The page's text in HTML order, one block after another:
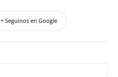
+ Seguinos en Google